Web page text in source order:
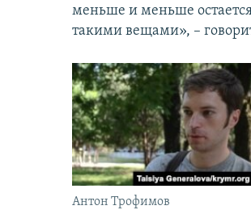
меньше и меньше
такими вещами», –
Антон Трофимов